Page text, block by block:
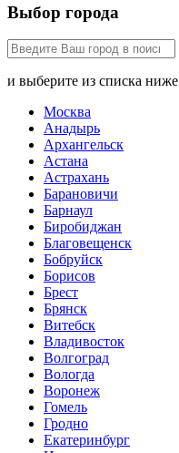
Выбор города
и выберите из списка ниже
Москва
Анадырь
Архангельск
Астана
Астрахань
Барановичи
Барнаул
Биробиджан
Благовещенск
Бобруйск
Борисов
Брест
Брянск
Витебск
Владивосток
Волгоград
Вологда
Воронеж
Гомель
Гродно
Екатеринбург